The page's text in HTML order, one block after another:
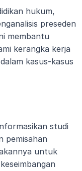
hukum,
preseden
membantu
kerangka kerja
kasus-kasus
studi
pemisahan
untuk